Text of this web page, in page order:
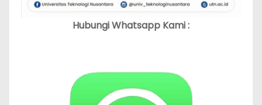
Hubungi Whatsapp Kami :